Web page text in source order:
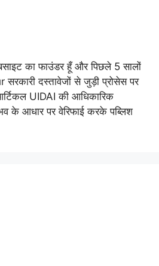
का फाउंडर हूँ और पिछले 5 सालों
दस्तावेजों से जुड़ी प्रोसेस पर
UIDAI की आधिकारिक
के आधार पर वेरिफाई करके पब्लिश